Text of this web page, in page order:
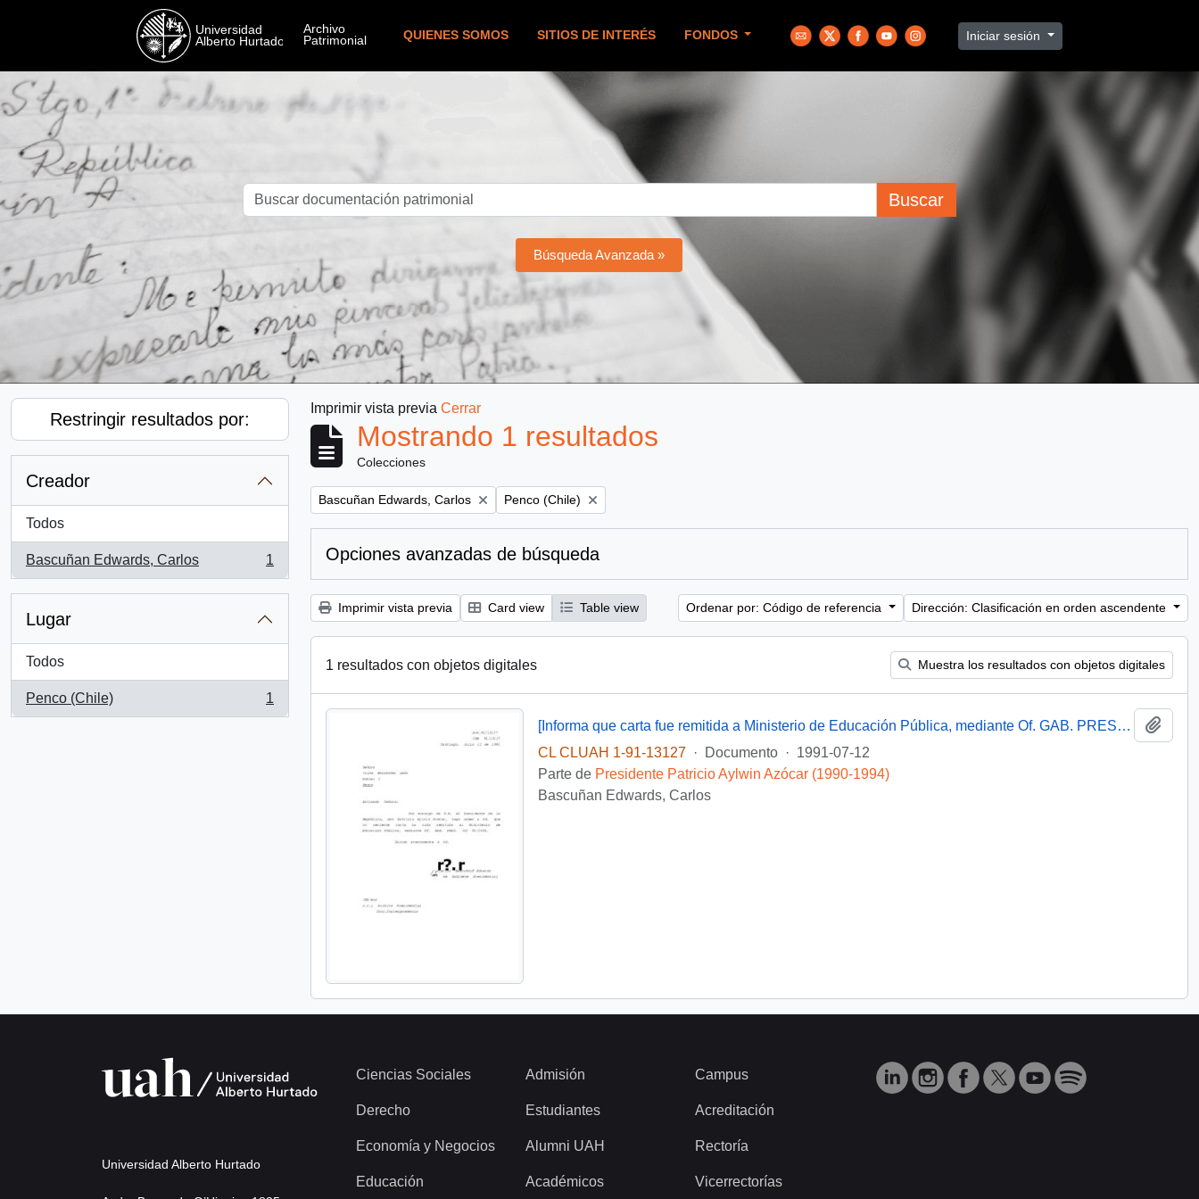
QUIENES SOMOS SITIOS DE INTERÉS FONDOS Iniciar sesión
Buscar
Búsqueda Avanzada »
Restringir resultados por:
Creador
Todos
Bascuñan Edwards, Carlos
, 1 resultados
1
Lugar
Todos
Penco (Chile)
, 1 resultados
1
Imprimir vista previa Cerrar
Mostrando 1 resultados
Colecciones
Remove filter:
Bascuñan Edwards, Carlos Remove filter:
Penco (Chile)
Opciones avanzadas de búsqueda
Imprimir vista previa Card view Table view Ordenar por: Código de referencia Dirección: Clasificación en orden ascendente
1 resultados con objetos digitales Muestra los resultados con objetos digitales
[Informa que carta fue remitida a Ministerio de Educación Pública, mediante Of. GAB. PRES. (0) 91/2438]
CL CLUAH 1-91-13127
· Documento · 1991-07-12
Parte de Presidente Patricio Aylwin Azócar (1990-1994)
Bascuñan Edwards, Carlos
Universidad Alberto Hurtado
Ciencias Sociales
Derecho
Economía y Negocios
Educación
Admisión
Estudiantes
Alumni UAH
Académicos
Campus
Acreditación
Rectoría
Vicerrectorías